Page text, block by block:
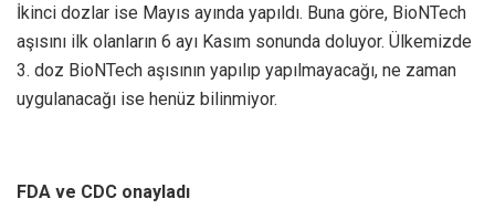
İkinci dozlar ise Mayıs ayında yapıldı. Buna göre, BioNTech
aşısını ilk olanların 6 ayı Kasım sonunda doluyor. Ülkemizde
3. doz BioNTech aşısının yapılıp yapılmayacağı, ne zaman
uygulanacağı ise henüz bilinmiyor.
FDA ve CDC onayladı